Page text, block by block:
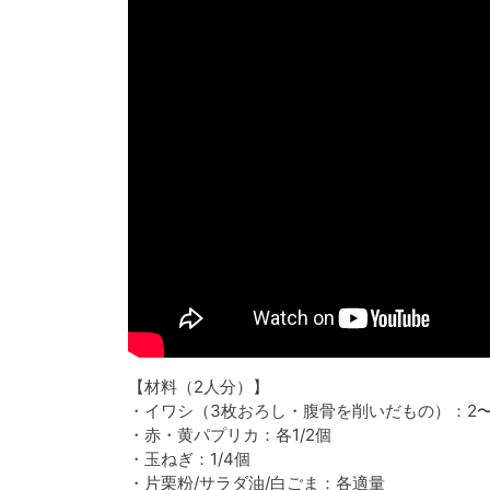
【材料（2人分）】
・イワシ（3枚おろし・腹骨を削いだもの）：2
・赤・黄パプリカ：各1/2個
・玉ねぎ：1/4個
・片栗粉/サラダ油/白ごま：各適量